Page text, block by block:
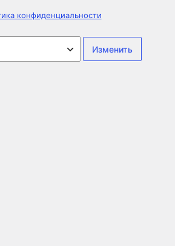
конфиденциальности